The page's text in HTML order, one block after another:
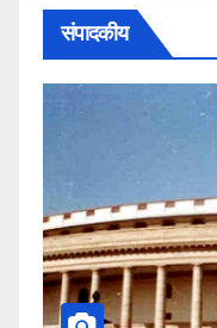
संपादकीय